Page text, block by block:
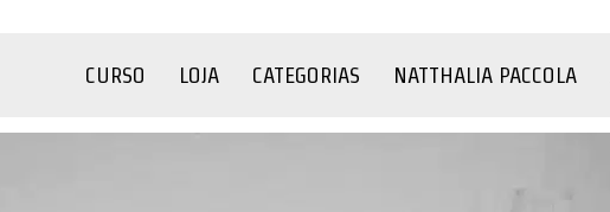
CURSO LOJA CATEGORIAS NATTHALIA PACCOLA